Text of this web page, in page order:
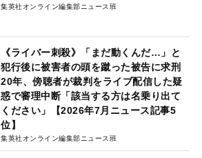
集英社オンライン編集部ニュース班
《ライバー刺殺》「まだ動くんだ…」と
犯行後に被害者の頭を蹴った被告に求刑
20年、傍聴者が裁判をライブ配信した疑
惑で審理中断「該当する方は名乗り出て
ください」【2026年7月ニュース記事5
位】
集英社オンライン編集部ニュース班